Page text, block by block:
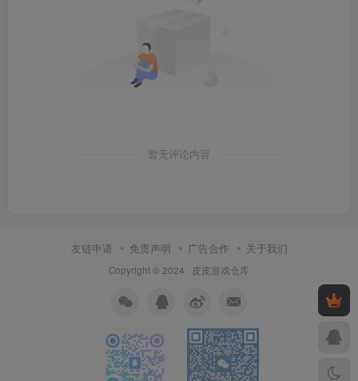
暂无评论内容
友链申请 免责声明 广告合作 关于我们
Copyright © 2024 · 皮皮游戏仓库